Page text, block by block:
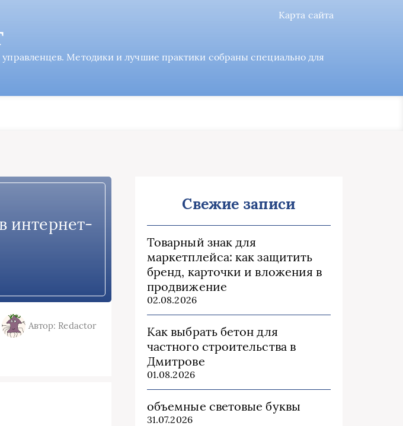
Карта сайта
Методики и лучшие практики собраны специально для
интернет-
Автор: Redactor
Свежие записи
Товарный знак для
маркетплейса: как защитить
бренд, карточки и вложения в
продвижение
02.08.2026
Как выбрать бетон для
частного строительства в
Дмитрове
01.08.2026
объемные световые буквы
31.07.2026